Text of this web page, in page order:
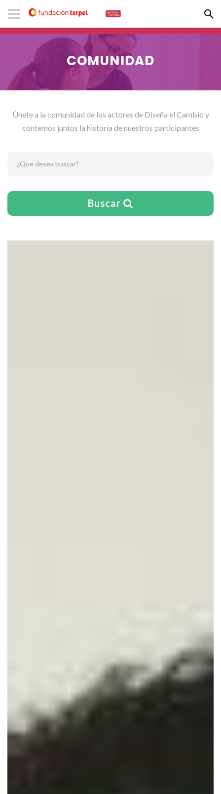
COMUNIDAD
Únete a la comunidad de los actores de Diseña el Cambio y
contemos juntos la historia de nuestros participantes
¿Que desea buscar?
Buscar